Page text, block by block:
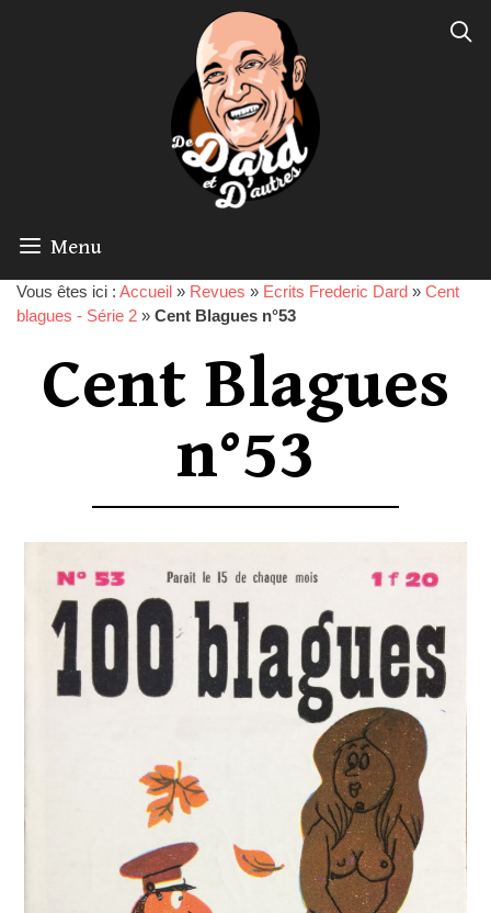
Menu
Vous êtes ici : Accueil » Revues » Ecrits Frederic Dard » Cent
blagues - Série 2 » Cent Blagues n°53
Cent Blagues
n°53